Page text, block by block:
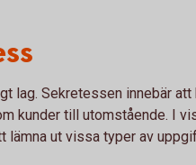
lag. Sekretessen innebär
kunder till utomstående. I
ut vissa typer av